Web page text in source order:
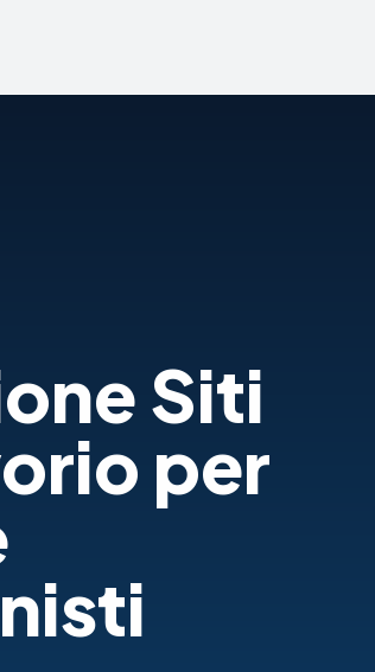
Siti
per